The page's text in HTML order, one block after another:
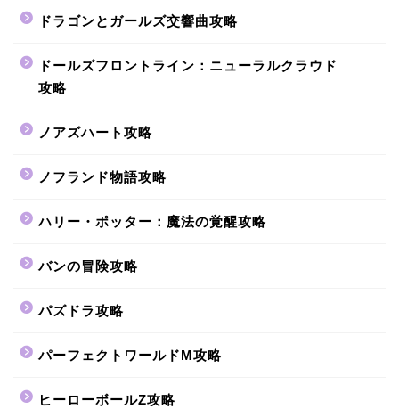
ドラゴンとガールズ交響曲攻略
ドールズフロントライン：ニューラルクラウド
攻略
ノアズハート攻略
ノフランド物語攻略
ハリー・ポッター：魔法の覚醒攻略
バンの冒険攻略
パズドラ攻略
パーフェクトワールドM攻略
ヒーローボールZ攻略